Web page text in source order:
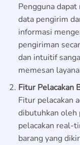
Pengguna
data pengirim
informasi
pengiriman
dan intuitif
memesan
Fitur Pelacakan
Fitur pelacakan
dibutuhkan oleh
pelacakan real-
barang yang